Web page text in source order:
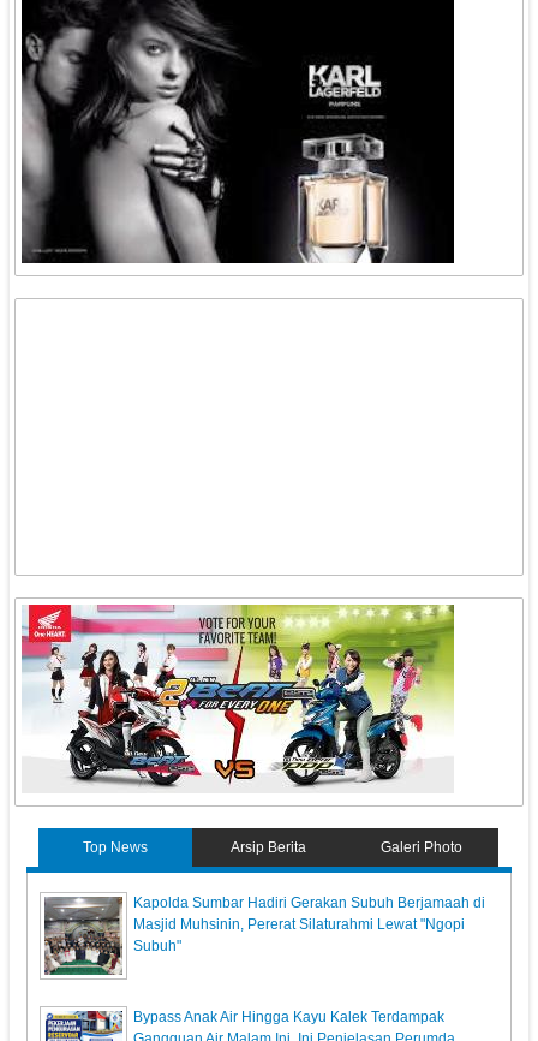
Top News Arsip Berita Galeri Photo
Kapolda Sumbar Hadiri Gerakan Subuh Berjamaah di
Masjid Muhsinin, Pererat Silaturahmi Lewat "Ngopi
Subuh"
Bypass Anak Air Hingga Kayu Kalek Terdampak